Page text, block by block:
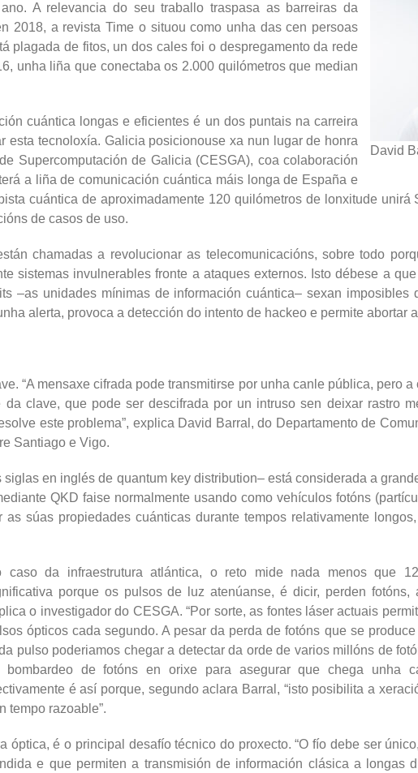
David
A relevancia do seu traballo traspasa as barreiras da
2018, a revista Time o situou como unha das cen persoas
plagada de fitos, un dos cales foi o despregamento da rede
unha liña que conectaba os 2.000 quilómetros que median
cuántica longas e eficientes é un dos puntais na carreira
esta tecnoloxía. Galicia posicionouse xa nun lugar de honra
Supercomputación de Galicia (CESGA), coa colaboración
a liña de comunicación cuántica máis longa de España e
cuántica de aproximadamente 120 quilómetros de lonxitude
de casos de uso.
chamadas a revolucionar as telecomunicacións, sobre todo
sistemas invulnerables fronte a ataques externos. Isto débese a
–as unidades mínimas de información cuántica– sexan imposibles
alerta, provoca a detección do intento de hackeo e permite abortar
“A mensaxe cifrada pode transmitirse por unha canle pública, pero
clave, que pode ser descifrada por un intruso sen deixar rastro
este problema”, explica David Barral, do Departamento de
Santiago e Vigo.
en inglés de quantum key distribution– está considerada a
QKD faise normalmente usando como vehículos fotóns
súas propiedades cuánticas durante tempos relativamente
caso da infraestrutura atlántica, o reto mide nada menos que
porque os pulsos de luz atenúanse, é dicir, perden fotóns,
o investigador do CESGA. “Por sorte, as fontes láser actuais
ópticos cada segundo. A pesar da perda de fotóns que se
pulso poderiamos chegar a detectar da orde de varios millóns de
bombardeo de fotóns en orixe para asegurar que chega unha
é así porque, segundo aclara Barral, “isto posibilita a
tempo razoable”.
óptica, é o principal desafío técnico do proxecto. “O fío debe ser
e que permiten a transmisión de información clásica a longas